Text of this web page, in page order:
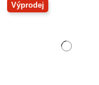
Výprodej